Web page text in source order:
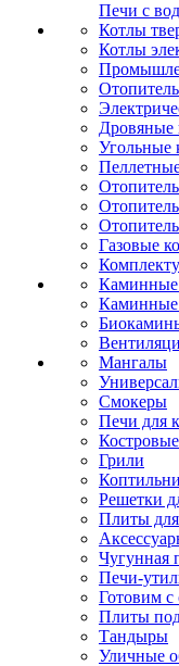
Печи с
Котлы
Котлы
Дровяные
Угольные
Газовые
Каминные
Каминные
Мангалы
Смокеры
Печи для
Грили
Коптильни
Решетки
Плиты
Чугунная
Печи-
Готовим с
Плиты под
Тандыры
Уличные